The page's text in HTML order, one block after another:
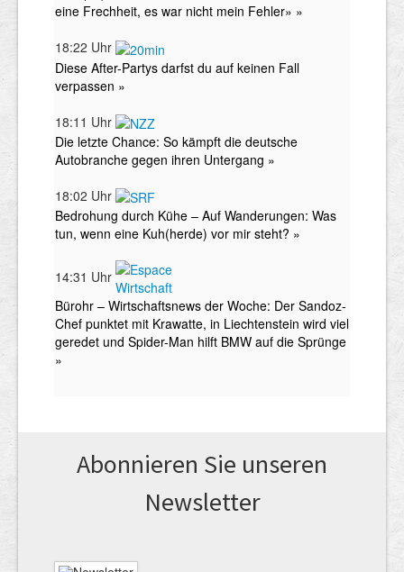
Abonnieren Sie unseren
News­letter